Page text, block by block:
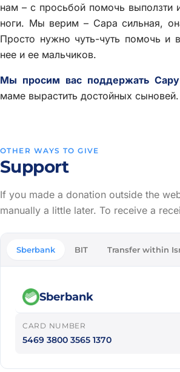
нам – с просьбой помочь выползти
ноги. Мы верим – Сара сильная,
Просто нужно чуть-чуть помочь и
нее и ее мальчиков.
Мы просим вас поддержать
маме вырастить достойных сыновей.
OTHER WAYS TO GIVE
Support
If you made a donation outside the
manually a little later. To receive a
Sberbank BIT Transfer within
Sberbank
CARD NUMBER
5469 3800 3565 1370